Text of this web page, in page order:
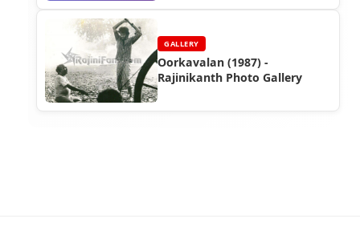
GALLERY
Oorkavalan (1987) -
Rajinikanth Photo Gallery